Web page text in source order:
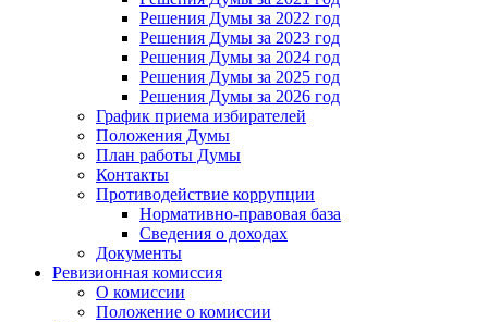
Решения Думы за 2022 год
Решения Думы за 2023 год
Решения Думы за 2024 год
Решения Думы за 2025 год
Решения Думы за 2026 год
График приема избирателей
Положения Думы
План работы Думы
Контакты
Противодействие коррупции
Нормативно-правовая база
Сведения о доходах
Документы
Ревизионная комиссия
О комиссии
Положение о комиссии